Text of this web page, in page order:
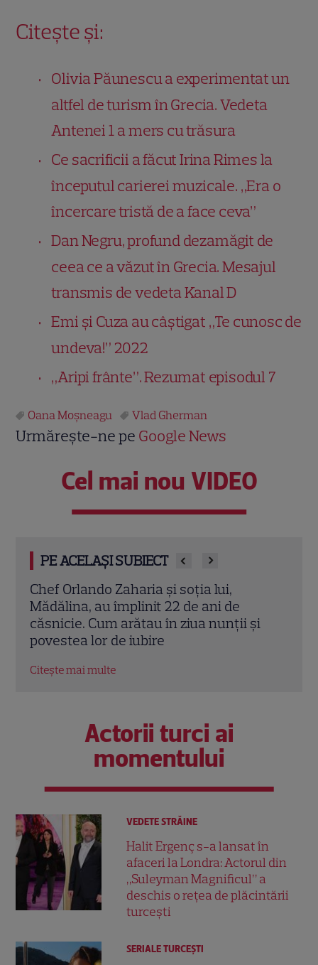
Citește și:
Olivia Păunescu a experimentat un
altfel de turism în Grecia. Vedeta
Antenei 1 a mers cu trăsura
Ce sacrificii a făcut Irina Rimes la
începutul carierei muzicale. „Era o
încercare tristă de a face ceva”
Dan Negru, profund dezamăgit de
ceea ce a văzut în Grecia. Mesajul
transmis de vedeta Kanal D
Emi și Cuza au câștigat „Te cunosc de
undeva!” 2022
„Aripi frânte”. Rezumat episodul 7
Oana Moșneagu Vlad Gherman
Urmărește-ne pe Google News
Cel mai nou VIDEO
PE ACELAȘI SUBIECT
Cine este Cosmin Curticăpean, soțul
Laurei Cosoi. Afaceri, vârstă și povestea
de iubire care durează de peste 10 ani
Citește mai multe
Actorii turci ai
momentului
VEDETE STRĂINE
Halit Ergenç s-a lansat în
afaceri la Londra: Actorul din
„Suleyman Magnificul” a
deschis o rețea de plăcintării
turcești
SERIALE TURCEŞTI